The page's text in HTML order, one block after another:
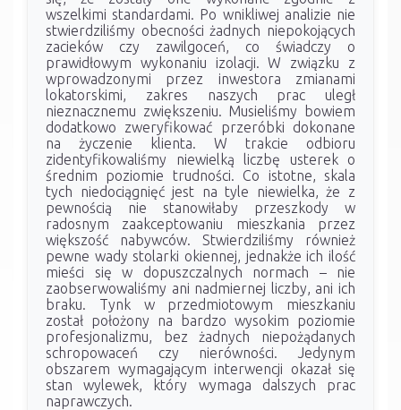
wszelkimi standardami. Po wnikliwej analizie nie
stwierdziliśmy obecności żadnych niepokojących
zacieków czy zawilgoceń, co świadczy o
prawidłowym wykonaniu izolacji. W związku z
wprowadzonymi przez inwestora zmianami
lokatorskimi, zakres naszych prac uległ
nieznacznemu zwiększeniu. Musieliśmy bowiem
dodatkowo zweryfikować przeróbki dokonane
na życzenie klienta. W trakcie odbioru
zidentyfikowaliśmy niewielką liczbę usterek o
średnim poziomie trudności. Co istotne, skala
tych niedociągnięć jest na tyle niewielka, że z
pewnością nie stanowiłaby przeszkody w
radosnym zaakceptowaniu mieszkania przez
większość nabywców. Stwierdziliśmy również
pewne wady stolarki okiennej, jednakże ich ilość
mieści się w dopuszczalnych normach – nie
zaobserwowaliśmy ani nadmiernej liczby, ani ich
braku. Tynk w przedmiotowym mieszkaniu
został położony na bardzo wysokim poziomie
profesjonalizmu, bez żadnych niepożądanych
schropowaceń czy nierówności. Jedynym
obszarem wymagającym interwencji okazał się
stan wylewek, który wymaga dalszych prac
naprawczych.